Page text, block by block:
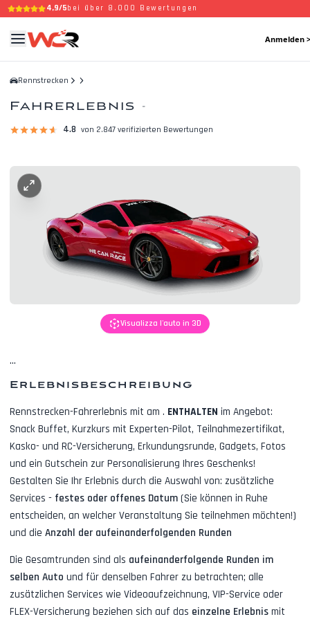
4,9/5bei über 8.000 Bewertungen
Anmelden >
Rennstrecken
Fahrerlebnis -
4.8 von 2.847 verifizierten Bewertungen
Visualizza l'auto in 3D
...
Erlebnisbeschreibung
Rennstrecken-Fahrerlebnis mit am . ENTHALTEN im Angebot:
Snack Buffet, Kurzkurs mit Experten-Pilot, Teilnahmezertifikat,
Kasko- und RC-Versicherung, Erkundungsrunde, Gadgets, Fotos
und ein Gutschein zur Personalisierung Ihres Geschenks!
Gestalten Sie Ihr Erlebnis durch die Auswahl von: zusätzliche
Services - festes oder offenes Datum (Sie können in Ruhe
entscheiden, an welcher Veranstaltung Sie teilnehmen möchten!)
und die Anzahl der aufeinanderfolgenden Runden
Die Gesamtrunden sind als aufeinanderfolgende Runden im
selben Auto und für denselben Fahrer zu betrachten; alle
zusätzlichen Services wie Videoaufzeichnung, VIP-Service oder
FLEX-Versicherung beziehen sich auf das einzelne Erlebnis mit